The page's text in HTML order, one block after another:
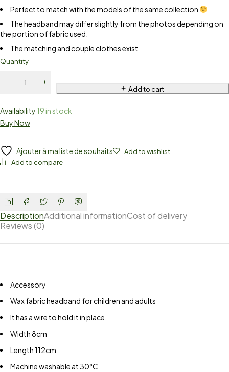
Perfect to match with the models of the same collection
The headband may differ slightly from the photos depending on
the portion of fabric used.
The matching and couple clothes exist
Quantity
Add to cart
Availability 19 in stock
Buy Now
Ajouter à ma liste de souhaits
Add to wishlist
Add to compare
DescriptionAdditional informationCost of delivery
Reviews (0)
Accessory
Wax fabric headband for children and adults
It has a wire to hold it in place.
Width 8cm
Length 112cm
Machine washable at 30°C